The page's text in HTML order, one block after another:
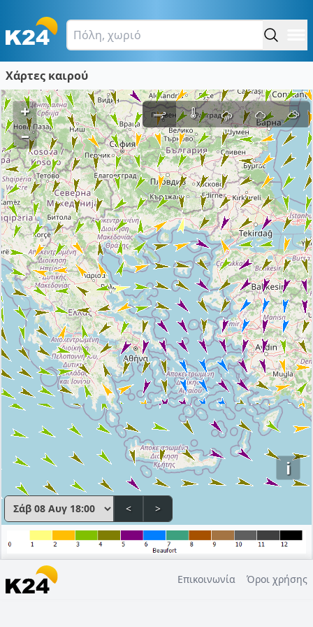
Χάρτες καιρού
i
+
–
< >
Επικοινωνία Όροι χρήσης